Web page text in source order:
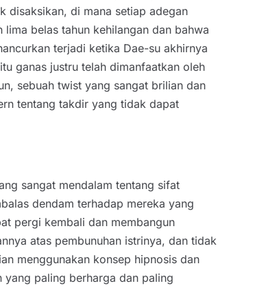
disaksikan, di mana setiap adegan
belas tahun kehilangan dan bahwa
terjadi ketika Dae-su akhirnya
ganas justru telah dimanfaatkan oleh
sebuah twist yang sangat brilian dan
tentang takdir yang tidak dapat
sangat mendalam tentang sifat
dendam terhadap mereka yang
pergi kembali dan membangun
atas pembunuhan istrinya, dan tidak
menggunakan konsep hipnosis dan
yang paling berharga dan paling